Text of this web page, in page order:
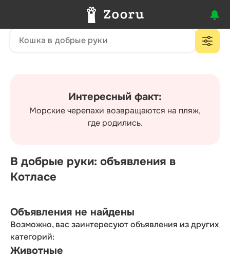
Интересный факт:
Морские черепахи возвращаются на пляж,
где родились.
В добрые руки: объявления в
Котласе
Объявления не найдены
Возможно, вас заинтересуют объявления из других
категорий:
Животные